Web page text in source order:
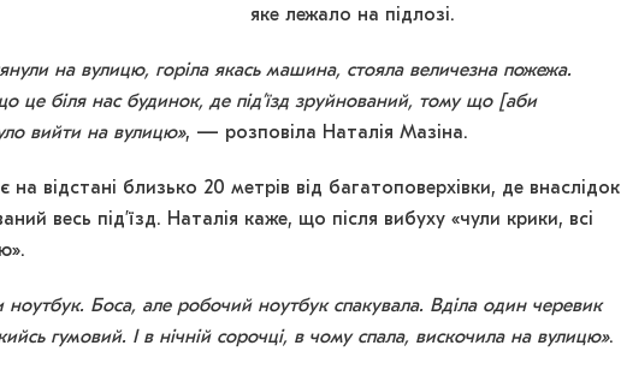
яке лежало на підлозі.
на вулицю, горіла якась машина, стояла величезна пожежа.
це біля нас будинок, де під’їзд зруйнований, тому що [аби
вийти на вулицю», — розповіла Наталія Мазіна.
на відстані близько 20 метрів від багатоповерхівки, де внаслідок
весь під’їзд. Наталія каже, що після вибуху «чули крики, всі
ноутбук. Боса, але робочий ноутбук спакувала. Вділа один черевик
гумовий. І в нічній сорочці, в чому спала, вискочила на вулицю».